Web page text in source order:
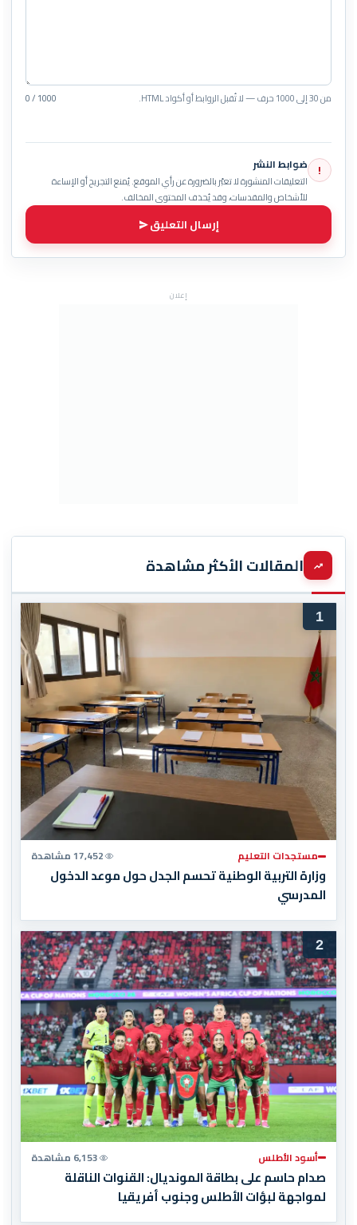
من 30 إلى 1000 حرف — لا تُقبل الروابط أو أكواد HTML. 0 / 1000
! ضوابط النشر
التعليقات المنشورة لا تعبّر بالضرورة عن رأي الموقع. يُمنع التجريح أو الإساءة
للأشخاص والمقدسات، وقد يُحذف المحتوى المخالف.
إرسال التعليق
إعلان
المقالات الأكثر مشاهدة
1
مستجدات التعليم 17,452 مشاهدة
وزارة التربية الوطنية تحسم الجدل حول موعد الدخول
المدرسي
2
أسود الأطلس 6,153 مشاهدة
صدام حاسم على بطاقة المونديال: القنوات الناقلة
لمواجهة لبؤات الأطلس وجنوب أفريقيا